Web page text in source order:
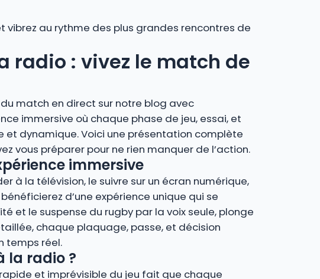
vibrez au rythme des plus grandes rencontres de
radio : vivez le match de
match en direct sur notre blog avec
immersive où chaque phase de jeu, essai, et
dynamique. Voici une présentation complète
vous préparer pour ne rien manquer de l’action.
immersive
à la télévision, le suivre sur un écran numérique,
d’une expérience unique qui se
et le suspense du rugby par la voix seule, plonge
chaque plaquage, passe, et décision
temps réel.
la radio ?
et imprévisible du jeu fait que chaque